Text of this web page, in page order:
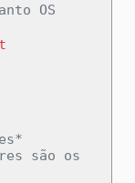
OS
são os